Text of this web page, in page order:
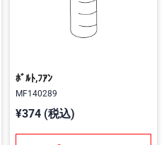
ﾎﾞﾙﾄ,ﾌｱﾝ
MF140289
¥374 (税込)